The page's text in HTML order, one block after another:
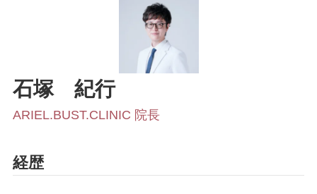
SculptTyte(スカルプトタイト)
石塚 紀行
ARIEL.BUST.CLINIC 院長
経歴